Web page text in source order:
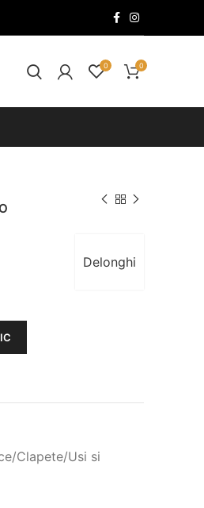
0 0
Delonghi
Clapete/Usi si